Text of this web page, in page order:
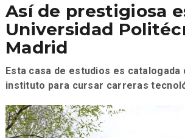
Así de prestigiosa
Universidad
Madrid
Esta casa de estudios es catalogada
instituto para cursar carreras